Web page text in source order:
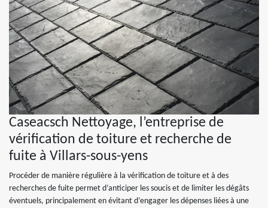
Caseacsch Nettoyage, l’entreprise de
vérification de toiture et recherche de
fuite à Villars-sous-yens
Procéder de manière régulière à la vérification de toiture et à des
recherches de fuite permet d’anticiper les soucis et de limiter les dégâts
éventuels, principalement en évitant d’engager les dépenses liées à une